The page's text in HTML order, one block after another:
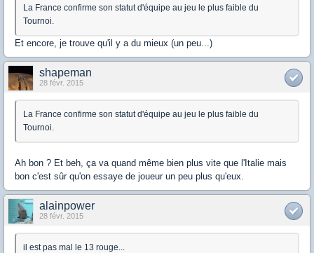
La France confirme son statut d'équipe au jeu le plus faible du
Tournoi.
Et encore, je trouve qu'il y a du mieux (un peu...)
shapeman
28 févr. 2015
La France confirme son statut d'équipe au jeu le plus faible du
Tournoi.
Ah bon ? Et beh, ça va quand même bien plus vite que l'Italie mais
bon c'est sûr qu'on essaye de joueur un peu plus qu'eux.
alainpower
28 févr. 2015
il est pas mal le 13 rouge...